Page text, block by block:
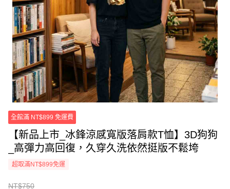
全館滿 NT$899 免運費
【新品上市_冰鋒涼感寬版落肩款T恤】3D狗狗
_高彈力高回復，久穿久洗依然挺版不鬆垮
超取滿NT$899免運
NT$750